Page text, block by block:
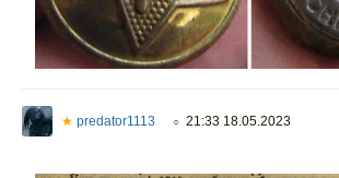
★ predator1113 ○ 21:33 18.05.2023